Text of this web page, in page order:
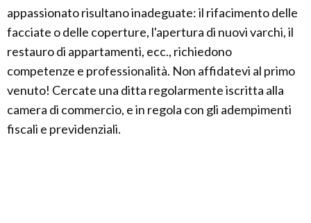
appassionato risultano inadeguate: il rifacimento delle
facciate o delle coperture, l'apertura di nuovi varchi, il
restauro di appartamenti, ecc., richiedono
competenze e professionalità. Non affidatevi al primo
venuto! Cercate una ditta regolarmente iscritta alla
camera di commercio, e in regola con gli adempimenti
fiscali e previdenziali.